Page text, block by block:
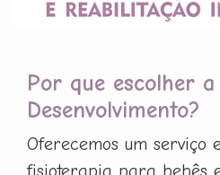
Por que escolher a
Desenvolvimento?
Oferecemos um serviço